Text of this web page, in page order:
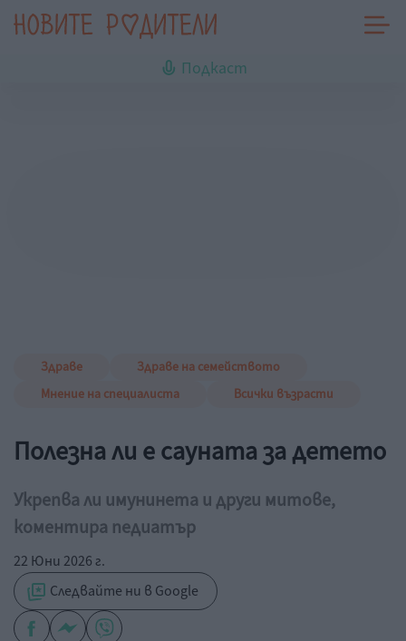
Подкаст
Здраве
Здраве на семейството
Мнение на специалиста
Всички възрасти
Полезна ли е сауната за детето
Укрепва ли имунинета и други митове,
коментира педиатър
22 Юни 2026 г.
Следвайте ни в Google